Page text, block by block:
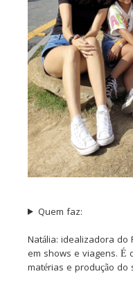
Quem faz:
Natália: idealizadora do
em shows e viagens.
matérias e produção do